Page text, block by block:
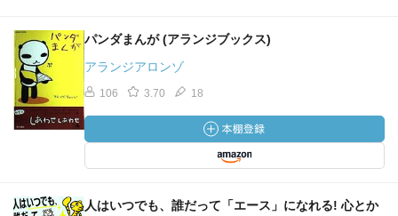
パンダまんが (アランジブックス)
アランジアロンゾ
106 3.70 18
人はいつでも、誰だって「エース」になれる! 心とか